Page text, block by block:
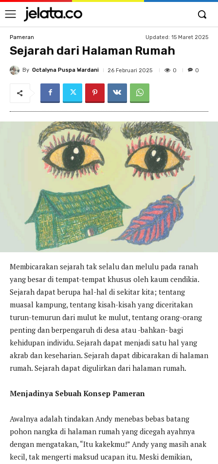
Pameran Updated: 15 Maret 2025
Sejarah dari Halaman Rumah
By Octalyna Puspa Wardani 26 Februari 2025 0 0
Membicarakan sejarah tak selalu dan melulu pada ranah
yang besar di tempat-tempat khusus oleh kaum cendikia.
Sejarah dapat berupa hal-hal di sekitar kita; tentang
muasal kampung, tentang kisah-kisah yang diceritakan
turun-temurun dari mulut ke mulut, tentang orang-orang
penting dan berpengaruh di desa atau -bahkan- bagi
kehidupan individu. Sejarah dapat menjadi satu hal yang
akrab dan keseharian. Sejarah dapat dibicarakan di halaman
rumah. Sejarah dapat digulirkan dari halaman rumah.
Menjadinya Sebuah Konsep Pameran
Awalnya adalah tindakan Andy menebas bebas batang
pohon nangka di halaman rumah yang dicegah ayahnya
dengan mengatakan, “Itu kakekmu!” Andy yang masih anak
kecil, tak mengerti maksud ucapan itu. Meski demikian,